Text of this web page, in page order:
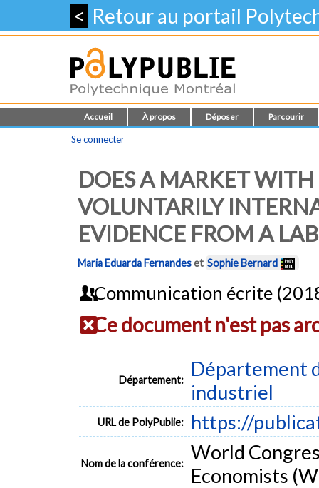
< Retour au portail
Accueil À propos Déposer Parcourir
Se connecter
DOES A MARKET
VOLUNTARILY
EVIDENCE FROM A
Maria Eduarda Fernandeset Sophie Bernard
Communication écrite
Ce document n'est pas
Département:
Département
industriel
URL de PolyPublie: https://
Nom de la conférence: World
Economists